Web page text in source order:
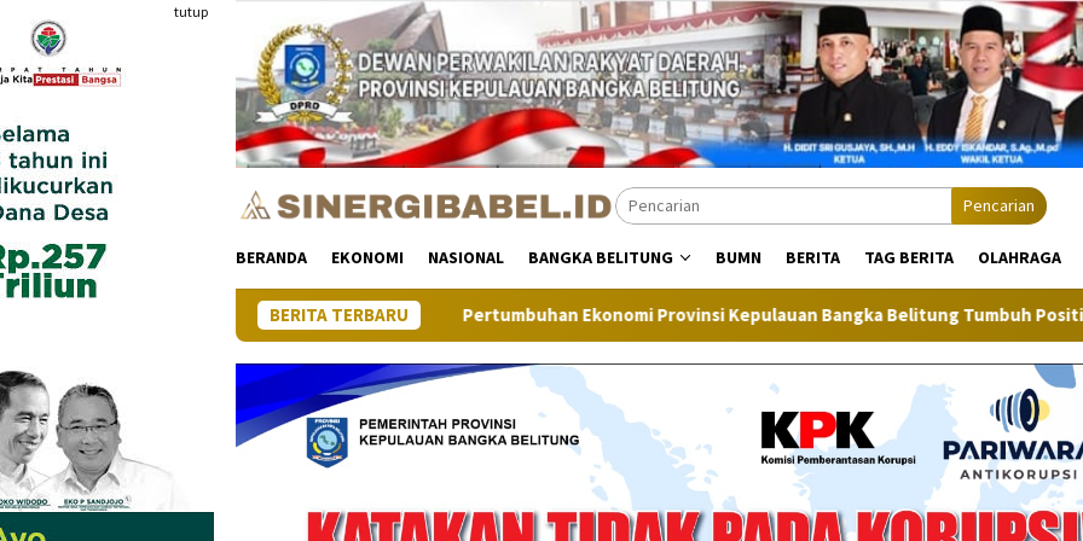
konten
tutup
Pencarian
BERANDA EKONOMI NASIONAL BANGKA BELITUNG BUMN BERITA TAG BERITA OLAHRAGA
BERITA TERBARU
Pertumbuhan Ekonomi Provinsi Kepulauan Bangka Belitung Tumbuh Positif Inflasi Bangka